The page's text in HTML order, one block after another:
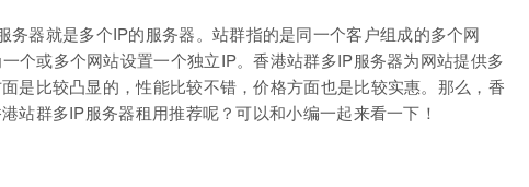
务器就是多个IP的服务器。站群指的是同一个客户组成的多个网
个或多个网站设置一个独立IP。香港站群多IP服务器为网站提供多
是比较凸显的，性能比较不错，价格方面也是比较实惠。那么，香
站群多IP服务器租用推荐呢？可以和小编一起来看一下！